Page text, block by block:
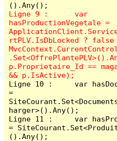
Ligne 9 :      var
hasProductionVegetale =
rtPLV.IsDbLocked ?
p.Proprietaire_Id ==
Ligne 10 :     var
=
harger>().Any();
Ligne 11 :     var
=
().Any();